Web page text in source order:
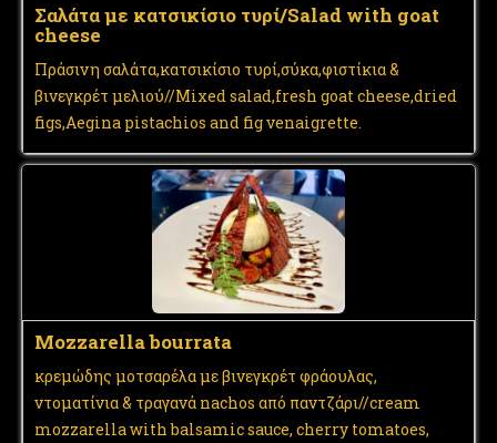
Σαλάτα με κατσικίσιο τυρί/Salad with goat
cheese
Πράσινη σαλάτα,κατσικίσιο τυρί,σύκα,φιστίκια &
βινεγκρέτ μελιού//Mixed salad,fresh goat cheese,dried
figs,Aegina pistachios and fig venaigrette.
Mozzarella bourrata
κρεμώδης μοτσαρέλα με βινεγκρέτ φράουλας,
ντοματίνια & τραγανά nachos από παντζάρι//cream
mozzarella with balsamic sauce, cherry tomatoes,